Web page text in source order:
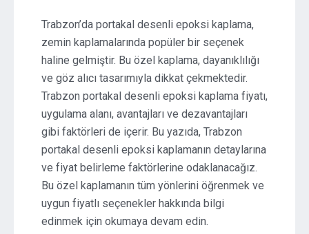
Trabzon’da portakal desenli epoksi kaplama,
zemin kaplamalarında popüler bir seçenek
haline gelmiştir. Bu özel kaplama, dayanıklılığı
ve göz alıcı tasarımıyla dikkat çekmektedir.
Trabzon portakal desenli epoksi kaplama fiyatı,
uygulama alanı, avantajları ve dezavantajları
gibi faktörleri de içerir. Bu yazıda, Trabzon
portakal desenli epoksi kaplamanın detaylarına
ve fiyat belirleme faktörlerine odaklanacağız.
Bu özel kaplamanın tüm yönlerini öğrenmek ve
uygun fiyatlı seçenekler hakkında bilgi
edinmek için okumaya devam edin.